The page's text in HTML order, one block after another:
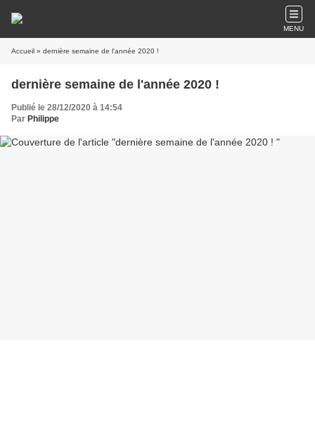
MENU
Accueil » dernière semaine de l'année 2020 !
dernière semaine de l'année 2020 !
Publié le 28/12/2020 à 14:54
Par Philippe